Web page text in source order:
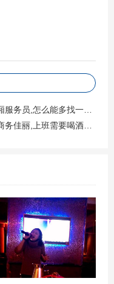
天公司活动去到哪
味道也还行，但是就
像是死虾一样，味道
曲曲库还是挺大的，
，空间也还可以，服
21点的，时长还是算
ktv招聘包厢管家,应聘
员,怎么能多找一些客源
佳丽,上班需要喝酒吗？